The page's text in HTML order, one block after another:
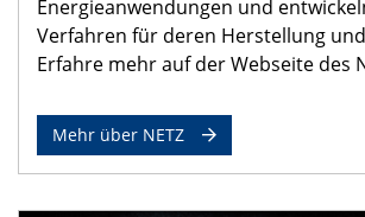
Energieanwendungen und
Verfahren für deren Herstellung
Erfahre mehr auf der Webseite des
Mehr über NETZ